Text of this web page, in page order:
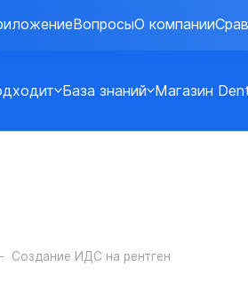
ВопросыО компании
База знаний Магазин
Создание ИДС на рентген